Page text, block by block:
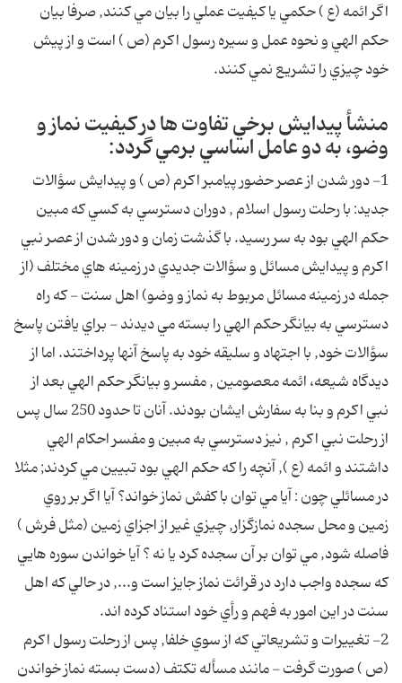
اگر ائمه (ع ) حكمي يا كيفيت عملي را بيان مي كنند, صرفا بيان
حكم الهي و نحوه عمل و سيره رسول اكرم (ص ) است و از پيش
خود چيزي را تشريع نمي كنند.
منشأ پيدايش برخي تفاوت ها در كيفيت نماز و
وضو، به دو عامل اساسي برمي گردد:
1- دور شدن از عصر حضور پيامبر اكرم (ص ) و پيدايش سؤالات
جديد: با رحلت رسول اسلام , دوران دسترسي به كسي كه مبين
حكم الهي بود به سر رسيد. با گذشت زمان و دور شدن از عصر نبي
اكرم و پيدايش مسائل و سؤالات جديدي در زمينه هاي مختلف (از
جمله در زمينه مسائل مربوط به نماز و وضو) اهل سنت - كه راه
دسترسي به بيانگر حكم الهي را بسته مي ديدند - براي يافتن پاسخ
سؤالات خود, با اجتهاد و سليقه خود به پاسخ آنها پرداختند. اما از
ديدگاه شيعه، ائمه معصومين , مفسر و بيانگر حكم الهي بعد از
نبي اكرم و بنا به سفارش ايشان بودند. آنان تا حدود 250 سال پس
از رحلت نبي اكرم , نيز دسترسي به مبين و مفسر احكام الهي
داشتند و ائمه (ع ), آنچه را كه حكم الهي بود تبيين مي كردند; مثلا
در مسائلي چون : آيا مي توان با كفش نماز خواند؟ آيا اگر بر روي
زمين و محل سجده نمازگزار, چيزي غير از اجزاي زمين (مثل فرش )
فاصله شود, مي توان بر آن سجده كرد يا نه ؟ آيا خواندن سوره هايي
كه سجده واجب دارد در قرائت نماز جايز است و..., در حالي كه اهل
سنت در اين امور به فهم و رأي خود استناد كرده اند.
2- تغييرات و تشريعاتي كه از سوي خلفا, پس از رحلت رسول اكرم
(ص ) صورت گرفت - مانند مسأله تكتف (دست بسته نماز خواندن